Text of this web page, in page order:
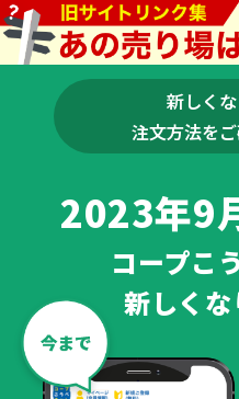
新しくな
注文方法をご
2023年9
コープこ
新しくな